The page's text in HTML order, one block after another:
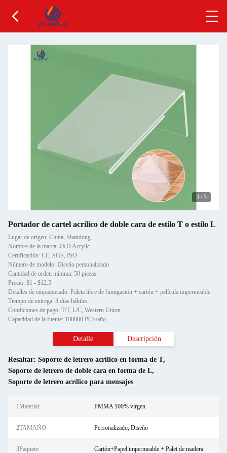
3 / 5
Portador de cartel acrílico de doble cara de estilo T o estilo L
Lugar de origen: China, Shandong
Nombre de la marca: JXD Acrylic
Certificación: CE, SGS, ISO
Número de modelo: Diseño personalizado
Cantidad de orden mínima: 50 piezas
Precio: $1 - $12.5
Detalles de empaquetado: Paleta libre de fumigación + cartón + película impermeable
Tiempo de entrega: 3 días hábiles
Condiciones de pago: T/T, L/C, Western Union
Capacidad de la fuente: 100000 PCS/año
Detalle Descripción
Resaltar: Soporte de letrero acrílico en forma de T,
Soporte de letrero de doble cara en forma de L,
Soporte de letrero acrílico para mensajes
1Material: PMMA 100% virgen
2TAMAÑO: Personalizado, Diseño
3Paquete: Cartón+Papel impermeable + Palet de madera.